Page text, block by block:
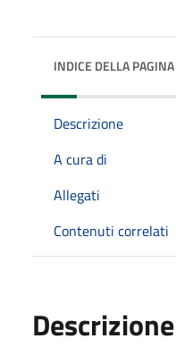
INDICE DELLA PAGINA
Descrizione
A cura di
Allegati
Contenuti correlati
Descrizione